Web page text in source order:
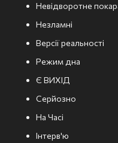
Невідворотне
Незламні
Версії реальності
Режим дна
Є ВИХІД
Серйозно
На Часі
Інтерв'ю